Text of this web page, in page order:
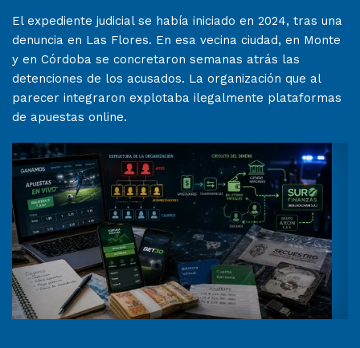
El expediente judicial se había iniciado en 2024, tras una
denuncia en Las Flores. En esa vecina ciudad, en Monte
y en Córdoba se concretaron semanas atrás las
detenciones de los acusados. La organización que al
parecer integraron explotaba ilegalmente plataformas
de apuestas online.